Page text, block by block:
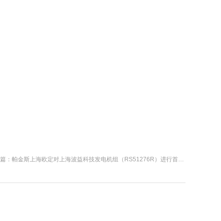
：帕金斯上海欧定对上海波益科技发电机组（RS51276R）进行首次维修